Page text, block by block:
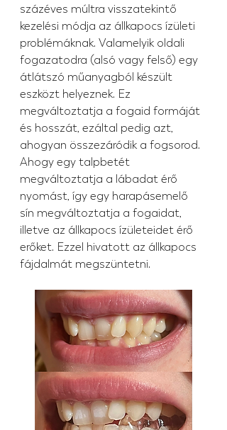
százéves múltra visszatekintő
kezelési módja az állkapocs ízületi
problémáknak. Valamelyik oldali
fogazatodra (alsó vagy felső) egy
átlátszó műanyagból készült
eszközt helyeznek. Ez
megváltoztatja a fogaid formáját
és hosszát, ezáltal pedig azt,
ahogyan összezáródik a fogsorod.
Ahogy egy talpbetét
megváltoztatja a lábadat érő
nyomást, így egy harapásemelő
sín megváltoztatja a fogaidat,
illetve az állkapocs ízületeidet érő
erőket. Ezzel hivatott az állkapocs
fájdalmát megszüntetni.